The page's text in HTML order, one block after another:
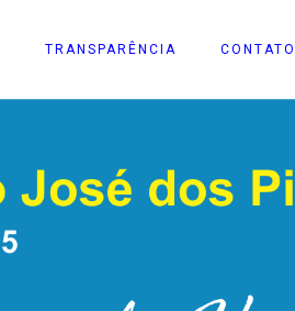
TRANSPARÊNCIA CONTATO